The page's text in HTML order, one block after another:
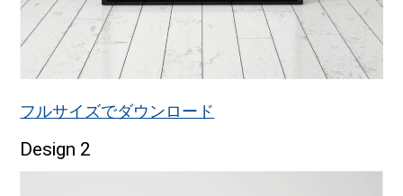
フルサイズでダウンロード
Design 2